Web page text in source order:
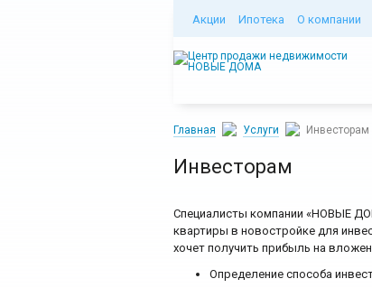
Акции Ипотека О компании
Главная Услуги Инвесторам
Инвесторам
Специалисты компании «НОВЫЕ
квартиры в новостройке для
хочет получить прибыль на
Определение способа